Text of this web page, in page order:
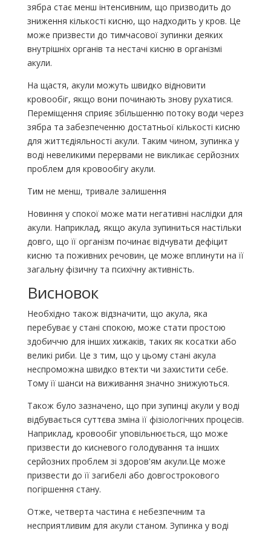
зябра стає менш інтенсивним, що призводить до
зниження кількості кисню, що надходить у кров. Це
може призвести до тимчасової зупинки деяких
внутрішніх органів та нестачі кисню в організмі
акули.
На щастя, акули можуть швидко відновити
кровообіг, якщо вони починають знову рухатися.
Переміщення сприяє збільшенню потоку води через
зябра та забезпеченню достатньої кількості кисню
для життєдіяльності акули. Таким чином, зупинка у
воді невеликими перервами не викликає серйозних
проблем для кровообігу акули.
Тим не менш, тривале залишення
Новиння у спокої може мати негативні наслідки для
акули. Наприклад, якщо акула зупиниться настільки
довго, що її організм починає відчувати дефіцит
кисню та поживних речовин, це може вплинути на її
загальну фізичну та психічну активність.
Висновок
Необхідно також відзначити, що акула, яка
перебуває у стані спокою, може стати простою
здобиччю для інших хижаків, таких як косатки або
великі риби. Це з тим, що у цьому стані акула
неспроможна швидко втекти чи захистити себе.
Тому її шанси на виживання значно знижуються.
Також було зазначено, що при зупинці акули у воді
відбувається суттєва зміна її фізіологічних процесів.
Наприклад, кровообіг уповільнюється, що може
призвести до кисневого голодування та інших
серйозних проблем зі здоров'ям акули.Це може
призвести до її загибелі або довгострокового
погіршення стану.
Отже, четверта частина є небезпечним та
несприятливим для акули станом. Зупинка у воді